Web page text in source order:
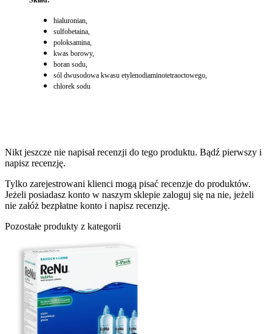
hialuronian,
sulfobetaina,
poloksamina,
kwas borowy,
boran sodu,
sól dwusodowa kwasu etylenodiaminotetraoctowego,
chlorek sodu
Nikt jeszcze nie napisał recenzji do tego produktu. Bądź pierwszy i
napisz recenzję.
Tylko zarejestrowani klienci mogą pisać recenzje do produktów.
Jeżeli posiadasz konto w naszym sklepie zaloguj się na nie, jeżeli
nie załóż bezpłatne konto i napisz recenzję.
Pozostałe produkty z kategorii